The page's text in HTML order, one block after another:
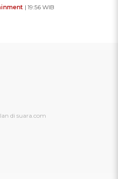
| 19:56 WIB